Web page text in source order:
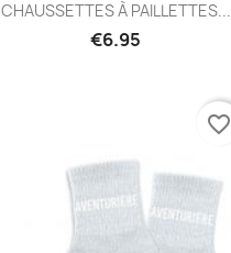

CHAUSSETTES À PAILLETTES...
€6.95
favorite_border